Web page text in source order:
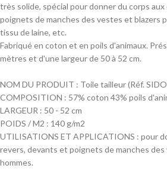
très solide, spécial pour donner du corps
poignets de manches des vestes et blazers
tissu de laine, etc.
Fabriqué en coton et en poils d'animaux.
mètres et d'une largeur de 50 à 52 cm.
NOM DU PRODUIT : Toile tailleur (Réf.
COMPOSITION : 57% coton 43% poils
LARGEUR : 50 - 52 cm
POIDS / M2 : 140 g/m2
UTILISATIONS ET APPLICATIONS : pour
revers, devants et poignets de manches
hommes.